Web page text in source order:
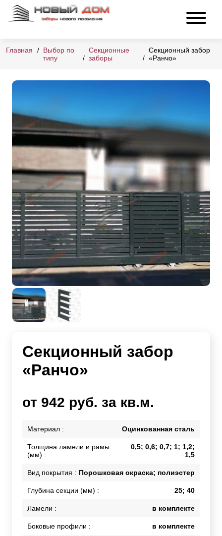
Главная
Выбор по
типу
Секционные
заборы
Секционный забор
«Ранчо»
Секционный забор
«Ранчо»
от 942 руб. за кв.м.
Материал : Оцинкованная сталь
Толщина ламели и рамы
(мм) :
0,5; 0,6; 0,7; 1; 1,2;
1,5
Вид покрытия : Порошковая окраска; полиэстер
Глубина секции (мм) : 25; 40
Ламели : в комплекте
Боковые профили : в комплекте